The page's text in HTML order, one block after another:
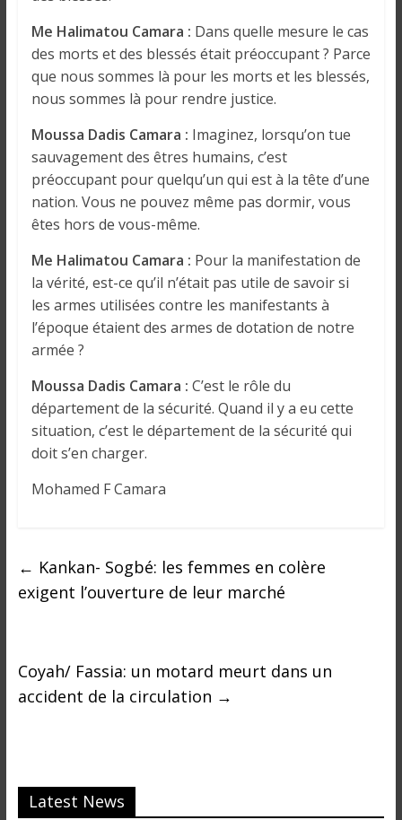
Me Halimatou Camara : Dans quelle mesure le cas
des morts et des blessés était préoccupant ? Parce
que nous sommes là pour les morts et les blessés,
nous sommes là pour rendre justice.
Moussa Dadis Camara : Imaginez, lorsqu’on tue
sauvagement des êtres humains, c’est
préoccupant pour quelqu’un qui est à la tête d’une
nation. Vous ne pouvez même pas dormir, vous
êtes hors de vous-même.
Me Halimatou Camara : Pour la manifestation de
la vérité, est-ce qu’il n’était pas utile de savoir si
les armes utilisées contre les manifestants à
l’époque étaient des armes de dotation de notre
armée ?
Moussa Dadis Camara : C’est le rôle du
département de la sécurité. Quand il y a eu cette
situation, c’est le département de la sécurité qui
doit s’en charger.
Mohamed F Camara
← Kankan- Sogbé: les femmes en colère
exigent l’ouverture de leur marché
Coyah/ Fassia: un motard meurt dans un
accident de la circulation →
Latest News